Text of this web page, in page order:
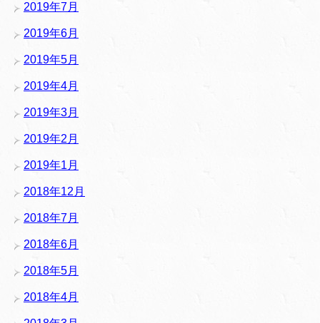
2019年7月
2019年6月
2019年5月
2019年4月
2019年3月
2019年2月
2019年1月
2018年12月
2018年7月
2018年6月
2018年5月
2018年4月